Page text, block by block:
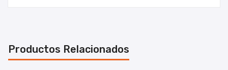
Productos Relacionados